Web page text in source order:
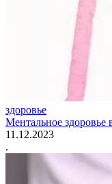
здоровье
Ментальное
11.12.2023
.